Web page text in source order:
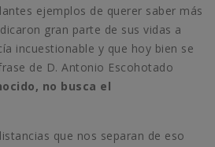
ejemplos de querer saber más
gran parte de sus vidas a
incuestionable y que hoy bien se
de D. Antonio Escohotado
no busca el
que nos separan de eso